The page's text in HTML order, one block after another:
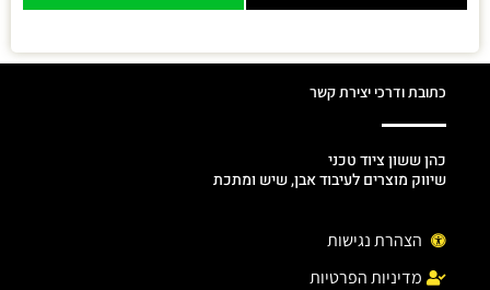
כתובת ודרכי יצירת קשר
כהן ששון ציוד טכני
שיווק מוצרים לעיבוד אבן, שיש ומתכת
הצהרת נגישות
מדיניות הפרטיות